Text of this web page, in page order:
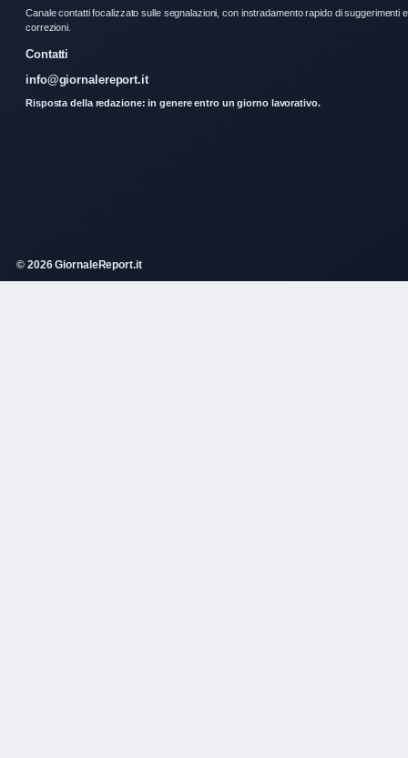
Canale contatti focalizzato sulle segnalazioni, con instradamento rapido di suggerimenti e
correzioni.
Contatti
info@giornalereport.it
Risposta della redazione: in genere entro un giorno lavorativo.
© 2026 GiornaleReport.it